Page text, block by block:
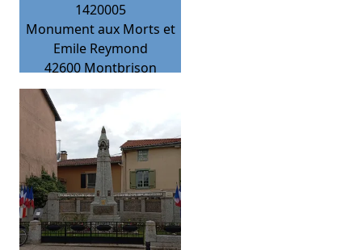
1420005
Monument aux Morts et
Emile Reymond
42600 Montbrison